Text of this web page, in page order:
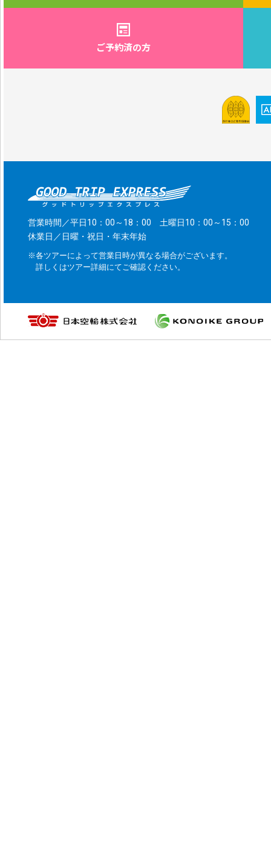
ご予約済の方
営業時間／平日10：00～18：00 土曜日10：00～15：00
休業日／日曜・祝日・年末年始
※各ツアーによって営業日時が異なる場合がございます。
詳しくはツアー詳細にてご確認ください。